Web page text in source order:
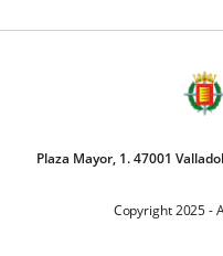
Plaza Mayor, 1. 47001
Copyright 2025 -